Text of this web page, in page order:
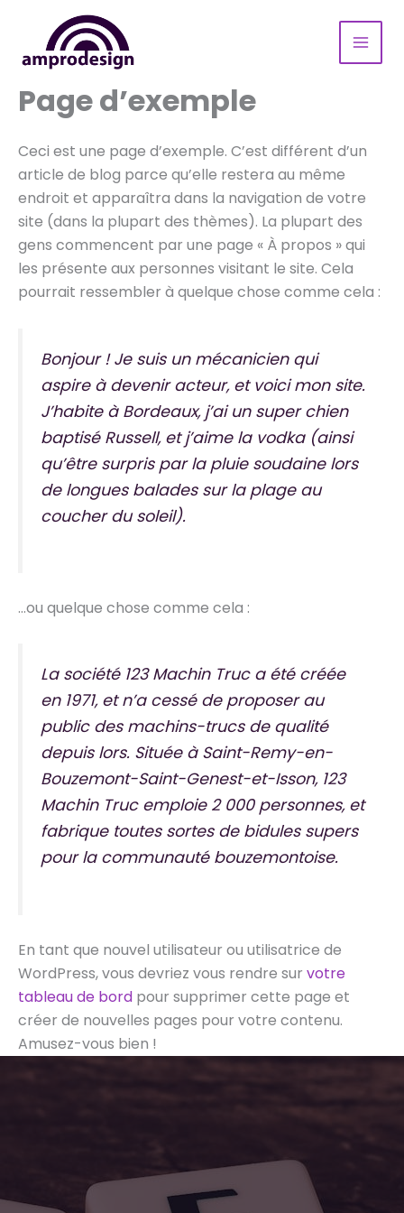
contenu
Page d’exemple
Ceci est une page d’exemple. C’est différent d’un
article de blog parce qu’elle restera au même
endroit et apparaîtra dans la navigation de votre
site (dans la plupart des thèmes). La plupart des
gens commencent par une page « À propos » qui
les présente aux personnes visitant le site. Cela
pourrait ressembler à quelque chose comme cela :
Bonjour ! Je suis un mécanicien qui
aspire à devenir acteur, et voici mon site.
J’habite à Bordeaux, j’ai un super chien
baptisé Russell, et j’aime la vodka (ainsi
qu’être surpris par la pluie soudaine lors
de longues balades sur la plage au
coucher du soleil).
…ou quelque chose comme cela :
La société 123 Machin Truc a été créée
en 1971, et n’a cessé de proposer au
public des machins-trucs de qualité
depuis lors. Située à Saint-Remy-en-
Bouzemont-Saint-Genest-et-Isson, 123
Machin Truc emploie 2 000 personnes, et
fabrique toutes sortes de bidules supers
pour la communauté bouzemontoise.
En tant que nouvel utilisateur ou utilisatrice de
WordPress, vous devriez vous rendre sur votre
tableau de bord pour supprimer cette page et
créer de nouvelles pages pour votre contenu.
Amusez-vous bien !